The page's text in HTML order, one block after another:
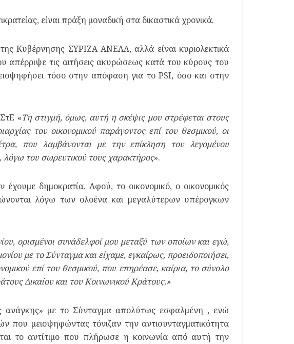
είναι πράξη μοναδική στα δικαστικά χρονικά.
Κυβέρνησης ΣΥΡΙΖΑ ΑΝΕΛΛ, αλλά είναι κυριολεκτικά
τις αιτήσεις ακυρώσεως κατά του κύρους του
τόσο στην απόφαση για τοPSI, όσο και στην
«Τη στιγμή, όμως, αυτή η σκέψις μου στρέφεται στους
του οικονομικού παράγοντος επί του θεσμικού, οι
που λαμβάνονται με την επίκληση του λεγομένου
λόγω του σωρευτικού τους χαρακτήρος».
δημοκρατία. Αφού, το οικονομικό, ο οικονομικός
λόγω των ολοένα και μεγαλύτερων υπέρογκων
ορισμένοι συνάδελφοί μου μεταξύ των οποίων και εγώ,
με το Σύνταγμα και είχαμε, εγκαίρως, προειδοποιήσει,
επί του θεσμικού, που επηρέασε, καίρια, το σύνολο
Δικαίου και του Κοινωνικού Κράτους.»
ανάγκης» με το Σύνταγμα απολύτως εσφαλμένη , ενώ
μειοψηφώντας τόνιζαν την αντισυνταγματικότητα
το αντίτιμο που πλήρωσε η κοινωνία από αυτή την